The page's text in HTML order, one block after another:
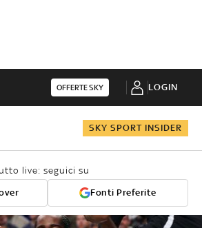
OFFERTE SKY LOGIN
SKY SPORT INSIDER
live: seguici su
Fonti Preferite